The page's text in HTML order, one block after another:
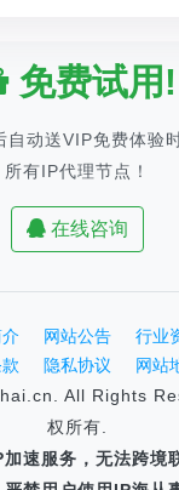
免费试用!
自动送VIP免费体验
所有IP代理节点！
在线咨询
网站公告 行业
隐私协议
网站
All Rights
权所有.
速服务，无法跨境